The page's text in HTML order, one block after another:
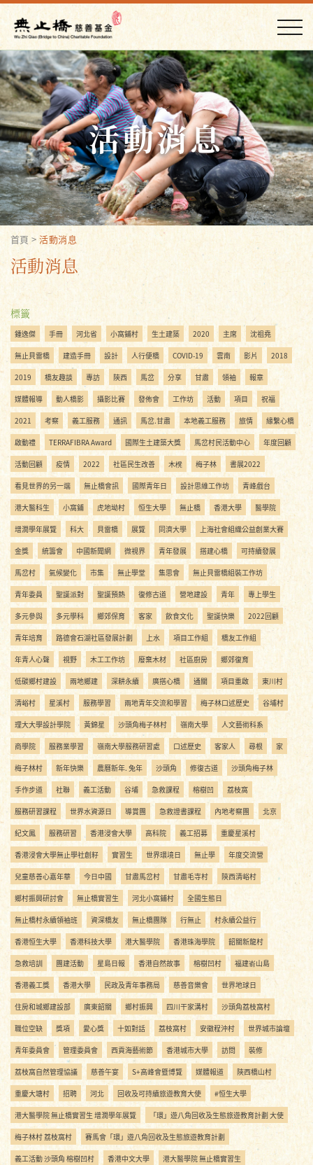
活動消息
首頁 >活動消息
活動消息
標籤
鍾逸傑 手冊 河北省 小窩鋪村 生土建築 2020 主席 沈祖堯
無止貝雷橋 建造手冊 設計 人行便橋 COVID-19 雲南 影片 2018
2019 橋友趣談 專訪 陝西 馬岔 分享 甘肅 領袖 報章
媒體報導 動人橋影 攝影比賽 發佈會 工作坊 活動 項目 祝福
2021 考察 義工服務 通訊 馬岔.甘肅 本地義工服務 旅情 緣繫心橋
啟動禮 TERRAFIBRA Award 國際生土建築大獎 馬岔村民活動中心 年度回顧
活動回顧 疫情 2022 社區民生改善 木櫈 梅子林 書展2022
看見世界的另一端 無止橋會訊 國際青年日 設計思維工作坊 青峰戲台
港大醫科生 小窩鋪 虎地坳村 恒生大學 無止橋 香港大學 醫學院
增潤學年展覽 科大 貝雷橋 展覽 同濟大學 上海社會組織公益創業大賽
金獎 統籌會 中國新聞網 微視界 青年發展 搭建心橋 可持續發展
馬岔村 氣候變化 市集 無止學堂 集思會 無止貝雷橋組裝工作坊
青年委員 聖誕派對 聖誕預熱 復修古道 營地建設 青年 專上學生
多元參與 多元學科 鄉郊保育 客家 飲食文化 聖誕快樂 2022回顧
青年培育 路德會石湖社區發展計劃 上水 項目工作組 橋友工作組
年青人心聲 視野 木工工作坊 廢棄木材 社區廚房 鄉郊復育
低碳鄉村建設 兩地鄉建 深耕永續 廣搭心橋 通關 項目重啟 東川村
清峪村 星溪村 服務學習 兩地青年交流和學習 梅子林口述歷史 谷埔村
理大大學設計學院 黃錦星 沙頭角梅子林村 嶺南大學 人文藝術科系
商學院 服務業學習 嶺南大學服務研習處 口述歷史 客家人 尋根 家
梅子林村 新年快樂 農曆新年. 兔年 沙頭角 修復古道 沙頭角梅子林
手作步道 社聯 義工活動 谷埔 急救課程 榕樹凹 荔枝窩
服務研習課程 世界水資源日 導賞團 急救證書課程 內地考察團 北京
紀文鳳 服務研習 香港浸會大學 高科院 義工招募 重慶星溪村
香港浸會大學無止學社創籽 實習生 世界環境日 無止學 年度交流營
兒童慈善心嘉年華 今日中國 甘肅馬岔村 甘肅毛寺村 陝西清峪村
鄉村振興研討會 無止橋實習生 河北小窩鋪村 全國生態日
無止橋村永續領袖班 資深橋友 無止橋團隊 行無止 村永續公益行
香港恒生大學 香港科技大學 港大醫學院 香港珠海學院 韶關新龍村
急救培訓 團建活動 星島日報 香港自然故事 榕樹凹村 福建嵛山島
香港義工獎 香港大學 民政及青年事務局 慈善音樂會 世界地球日
住房和城鄉建設部 廣東韶關 鄉村振興 四川干家溝村 沙頭角荔枝窩村
職位空缺 獎項 愛心獎 十如對話 荔枝窩村 安徽程沖村 世界城市論壇
青年委員會 管理委員會 西貢海藝術節 香港城市大學 訪問 裝修
荔枝窩自然管理協議 慈善午宴 S+高峰會暨博覽 媒體報道 陝西橋山村
重慶大塘村 招聘 河北 回收及可持續旅遊教育大使 #恒生大學
港大醫學院 無止橋實習生 增潤學年展覽 「環」遊八角回收及生態旅遊教育計劃 大使
梅子林村 荔枝窩村 賽馬會「環」遊八角回收及生態旅遊教育計劃
義工活動 沙頭角 榕樹凹村 香港中文大學 港大醫學院 無止橋實習生